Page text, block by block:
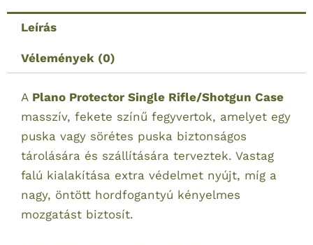
Leírás
Vélemények (0)
A Plano Protector Single Rifle/Shotgun Case
masszív, fekete színű fegyvertok, amelyet egy
puska vagy sörétes puska biztonságos
tárolására és szállítására terveztek. Vastag
falú kialakítása extra védelmet nyújt, míg a
nagy, öntött hordfogantyú kényelmes
mozgatást biztosít.